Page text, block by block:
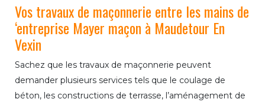
Vos travaux de maçonnerie entre les mains de
‘entreprise Mayer maçon à Maudetour En
Vexin
Sachez que les travaux de maçonnerie peuvent
demander plusieurs services tels que le coulage de
béton, les constructions de terrasse, l’aménagement de